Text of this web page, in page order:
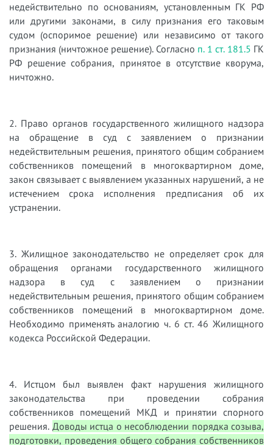
недействительно по основаниям, установленным ГК РФ
или другими законами, в силу признания его таковым
судом (оспоримое решение) или независимо от такого
признания (ничтожное решение). Согласно п. 1 ст. 181.5 ГК
РФ решение собрания, принятое в отсутствие кворума,
ничтожно.
2. Право органов государственного жилищного надзора
на обращение в суд с заявлением о признании
недействительным решения, принятого общим собранием
собственников помещений в многоквартирном доме,
закон связывает с выявлением указанных нарушений, а не
истечением срока исполнения предписания об их
устранении.
3. Жилищное законодательство не определяет срок для
обращения органами государственного жилищного
надзора в суд с заявлением о признании
недействительным решения, принятого общим собранием
собственников помещений в многоквартирном доме.
Необходимо применять аналогию ч. 6 ст. 46 Жилищного
кодекса Российской Федерации.
4. Истцом был выявлен факт нарушения жилищного
законодательства при проведении собрания
собственников помещений МКД и принятии спорного
решения. Доводы истца о несоблюдении порядка созыва,
подготовки, проведения общего собрания собственников